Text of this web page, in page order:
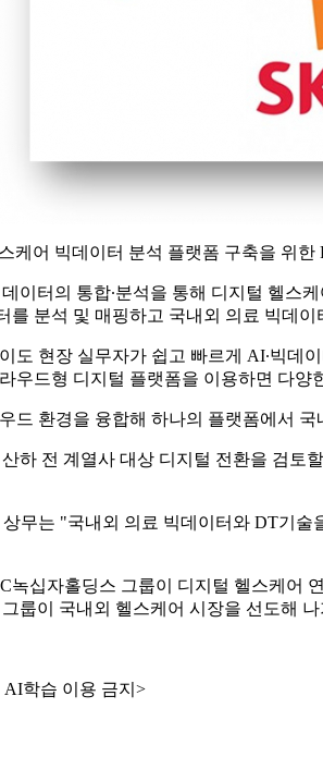
어 빅데이터 분석 플랫폼 구축을 위한
이터의 통합∙분석을 통해 디지털 헬
분석 및 매핑하고 국내외 의료 빅데
도 현장 실무자가 쉽고 빠르게 AI∙빅데
우드형 디지털 플랫폼을 이용하면 다
드 환경을 융합해 하나의 플랫폼에서
하 전 계열사 대상 디지털 전환을 검
상무는 "국내외 의료 빅데이터와 DT기
녹십자홀딩스 그룹이 디지털 헬스케
룹이 국내외 헬스케어 시장을 선도해
학습 이용 금지>